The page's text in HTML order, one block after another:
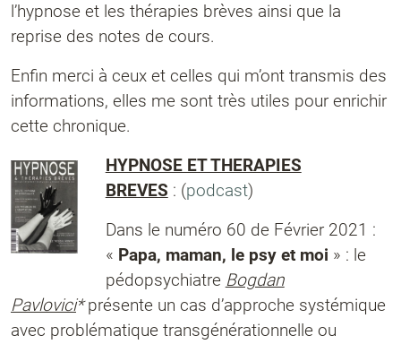
l’hypnose et les thérapies brèves ainsi que la
reprise des notes de cours.
Enfin merci à ceux et celles qui m’ont transmis des
informations, elles me sont très utiles pour enrichir
cette chronique.
HYPNOSE ET THERAPIES
BREVES : (podcast)
Dans le numéro 60 de Février 2021 :
« Papa, maman, le psy et moi » : le
pédopsychiatre Bogdan
Pavlovici*présente un cas d’approche systémique
avec problématique transgénérationnelle ou